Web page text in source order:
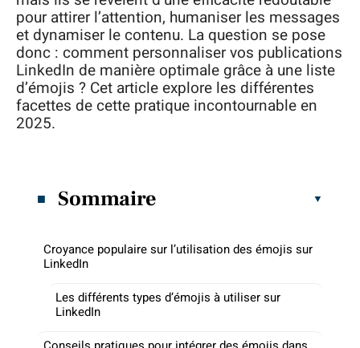
pour attirer l’attention, humaniser les messages
et dynamiser le contenu. La question se pose
donc : comment personnaliser vos publications
LinkedIn de manière optimale grâce à une liste
d’émojis ? Cet article explore les différentes
facettes de cette pratique incontournable en
2025.
Sommaire
Croyance populaire sur l’utilisation des émojis sur
LinkedIn
Les différents types d’émojis à utiliser sur
LinkedIn